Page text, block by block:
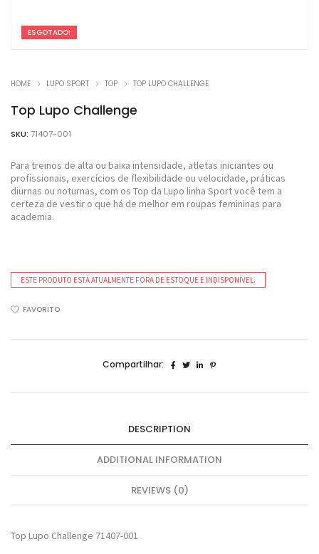
ESGOTADO!
HOME LUPO SPORT TOP TOP LUPO CHALLENGE
Top Lupo Challenge
SKU: 71407-001
Para treinos de alta ou baixa intensidade, atletas iniciantes ou
profissionais, exercícios de flexibilidade ou velocidade, práticas
diurnas ou noturnas, com os Top da Lupo linha Sport você tem a
certeza de vestir o que há de melhor em roupas femininas para
academia.
ESTE PRODUTO ESTÁ ATUALMENTE FORA DE ESTOQUE E INDISPONÍVEL.
FAVORITO
Compartilhar:
DESCRIPTION
ADDITIONAL INFORMATION
REVIEWS (0)
Top Lupo Challenge 71407-001